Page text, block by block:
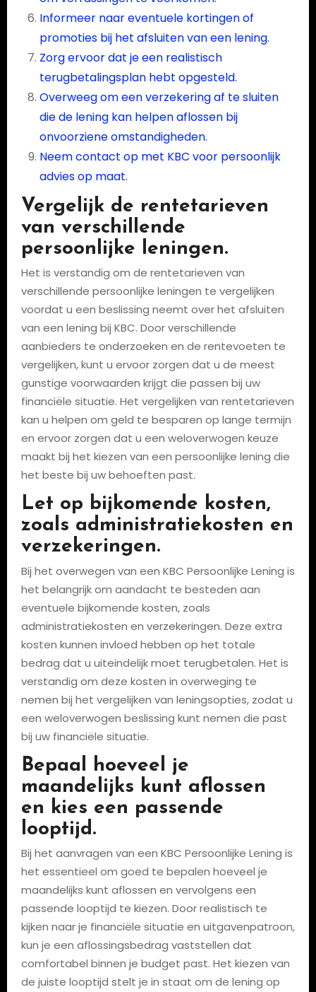
Informeer naar eventuele kortingen of
promoties bij het afsluiten van een lening.
Zorg ervoor dat je een realistisch
terugbetalingsplan hebt opgesteld.
Overweeg om een verzekering af te sluiten
die de lening kan helpen aflossen bij
onvoorziene omstandigheden.
Neem contact op met KBC voor persoonlijk
advies op maat.
Vergelijk de rentetarieven
van verschillende
persoonlijke leningen.
Het is verstandig om de rentetarieven van
verschillende persoonlijke leningen te vergelijken
voordat u een beslissing neemt over het afsluiten
van een lening bij KBC. Door verschillende
aanbieders te onderzoeken en de rentevoeten te
vergelijken, kunt u ervoor zorgen dat u de meest
gunstige voorwaarden krijgt die passen bij uw
financiële situatie. Het vergelijken van rentetarieven
kan u helpen om geld te besparen op lange termijn
en ervoor zorgen dat u een weloverwogen keuze
maakt bij het kiezen van een persoonlijke lening die
het beste bij uw behoeften past.
Let op bijkomende kosten,
zoals administratiekosten en
verzekeringen.
Bij het overwegen van een KBC Persoonlijke Lening is
het belangrijk om aandacht te besteden aan
eventuele bijkomende kosten, zoals
administratiekosten en verzekeringen. Deze extra
kosten kunnen invloed hebben op het totale
bedrag dat u uiteindelijk moet terugbetalen. Het is
verstandig om deze kosten in overweging te
nemen bij het vergelijken van leningsopties, zodat u
een weloverwogen beslissing kunt nemen die past
bij uw financiële situatie.
Bepaal hoeveel je
maandelijks kunt aflossen
en kies een passende
looptijd.
Bij het aanvragen van een KBC Persoonlijke Lening is
het essentieel om goed te bepalen hoeveel je
maandelijks kunt aflossen en vervolgens een
passende looptijd te kiezen. Door realistisch te
kijken naar je financiële situatie en uitgavenpatroon,
kun je een aflossingsbedrag vaststellen dat
comfortabel binnen je budget past. Het kiezen van
de juiste looptijd stelt je in staat om de lening op